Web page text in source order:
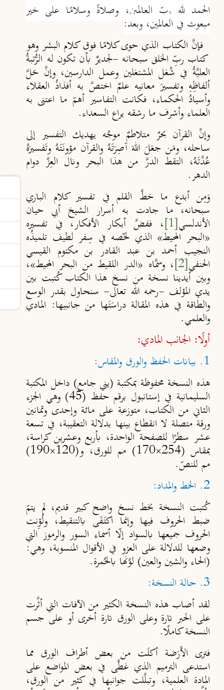
الحمد لله ربِّ العالمين، وصلاةً وسلامًا على خير
مبعوث في العالمين، وبعد:
فإنَّ الكتاب الذي حوى كلامًا فوق كلام البشر وهو
كتاب ربِّ الخلق سبحانه -لجديرٌ بأن تكون له الرُّتبةُ
العليَّةُ في شُغل المشتغلين وعمل الدارسين، وإنَّ حَلَّ
ألفاظِهِ وتفسيرَ معانيه علمٌ اختصَّ به أفذاذُ العقلاء
وأسيادُ الحكماء، فكانت التفاسير أهمّ ما اعتنى به
العلماء وأشرف ما رشقه يراع السعداء.
وإنَّ القرآن بحرٌ متلاطمٌ موجُه يهديك التفسير إلى
ساحله، ومَن جعَلَ اللهَ آصِرَتَهُ والقرآن مؤونَتَهُ وتَفسيرَهُ
عُدَّتَهُ، التقط الدرَّ من هذا البحر ونال العِزَّ دوام
الدهر.
وَمِن أبدع ما خطَّ القلم في تفسير كلام الباري
سبحانه، ما جادت به أسرار الشيخ أبي حيان
الأندلسي[1] ، ففضَّ أبكار الأفكار، في تفسيره
«البحر المحيط» الذي لخّصه في سِفر لطيف تلميذُه
النجيب أحمد بن عبد القادر بن مكتوم القيسي
الحنفي[2] ، وسمَّاه «الدر اللقيط من البحر المحيط»،
وبين أيدينا نسخة من نسخ هذا الكتاب كُتبت بين
يدي المؤلف -رحمه الله تعالى- سنحاول بقدر الوسع
والطاقة في هذه المقالة دراسَتَها من جانبيها: المادي
والعلمي.
أولًا: الجانب المادي:
1. بيانات الحفظ والورق والمقاس:
هذه النسخة محفوظة بمكتبة (يني جامع) داخل المكتبة
السليمانية في إستانبول برقم حفظ (45) وهي الجزء
الثاني من الكتاب، متوزعة على مائة وإحدى وثمانين
ورقة متصلة لا انقطاع بينها بدلالة التعقيبة، في تسعة
عشر سطرًا للصفحة الواحدة، بأربع وعشرين كراسة،
بمقاس (254×170) مم للورق، و(120×190)
مم للنصّ.
2. الخط والمداد:
كُتبت النسخة بخط نسخ واضح كبير قديم، لم يتمّ
ضبط الحروف فيها وإنما اكتَفَى بالتنقيط، ولُوِّنت
الحروف جميعها بالسواد إلّا أسماء السور والرموز التي
وضعها للدلالة على العزو في الأقوال المنسوبة، وهي:
(الحاء والشين والعين) لوَّنها بالحُمرة.
3. حالة النسخة:
لقد أصاب هذه النسخة الكثير من الآفات التي أثَّرت
على الحبر تارة وعلى الورق تارة أخرى أو على جسم
النسخة كاملًا.
فترى الأَرَضة أكلَت من بعض أطراف الورق مما
استدعى الترميم الذي غطَّى في بعض المواضع على
المادة العلمية، وتبلَّلت جوانبها في كثير من الورق،